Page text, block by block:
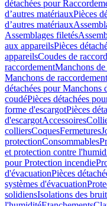
détachées pour
d’autres matériauxPièces
d’autres matériaux
Assemblages filetés
aux appareilsPièces
appareilsCoudes de
raccordementManchons
Manchons de raccordement
détachées pour Manchons
coudéPièces détachées
forme d'escargotPièces
d'escargotAccessoires
colliersCoquesFermetures
protectionConsommables
et protection contre
pour Protection incendie
d'évacuationPièces
systèmes d'évacuation
solidiensIsolations des